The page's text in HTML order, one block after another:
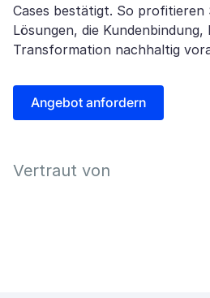
Cases bestätigt. So profitieren
Lösungen, die
Transformation nachhaltig
Angebot anfordern
Vertraut von